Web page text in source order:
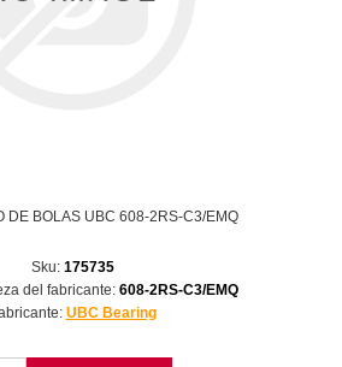
DE BOLAS UBC 608-2RS-C3/EMQ
Sku: 175735
del fabricante: 608-2RS-C3/EMQ
UBC Bearing